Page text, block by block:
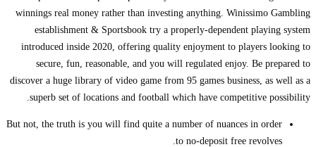
winnings real money rather than investing anything. Winissimo Gambling
establishment & Sportsbook try a properly-dependent playing system
introduced inside 2020, offering quality enjoyment to players looking to
secure, fun, reasonable, and you will regulated enjoy. Be prepared to
discover a huge library of video game from 95 games business, as well as a
superb set of locations and football which have competitive possibility.
But not, the truth is you will find quite a number of nuances in order
to no-deposit free revolves.